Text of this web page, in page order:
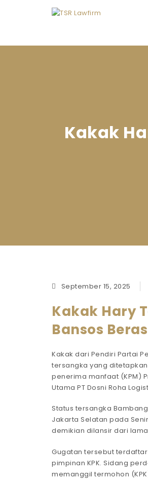
Skip to content
Kakak
September 15, 2025
Kakak Hary
Bansos Beras
Kakak dari Pendiri Partai
tersangka yang
penerima manfaat (KPM)
Utama PT Dosni Roha
Status tersangka
Jakarta Selatan pada
demikian dilansir dari
Gugatan tersebut terdaftar
pimpinan KPK. Sidang
memanggil termohon